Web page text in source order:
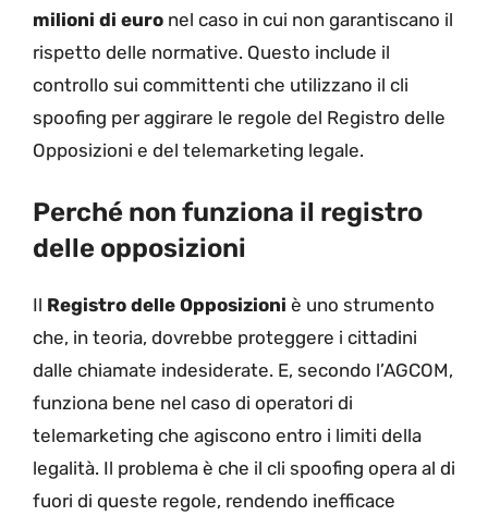
milioni di euro nel caso in cui non garantiscano il
rispetto delle normative. Questo include il
controllo sui committenti che utilizzano il cli
spoofing per aggirare le regole del Registro delle
Opposizioni e del telemarketing legale.
Perché non funziona il registro
delle opposizioni
Il Registro delle Opposizioni è uno strumento
che, in teoria, dovrebbe proteggere i cittadini
dalle chiamate indesiderate. E, secondo l’AGCOM,
funziona bene nel caso di operatori di
telemarketing che agiscono entro i limiti della
legalità. Il problema è che il cli spoofing opera al di
fuori di queste regole, rendendo inefficace